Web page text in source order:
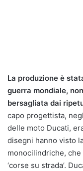
La produzione è
guerra mondiale,
bersagliata dai
capo progettista,
delle moto Ducati,
disegni hanno visto
monocilindriche,
‘corse su strada’.